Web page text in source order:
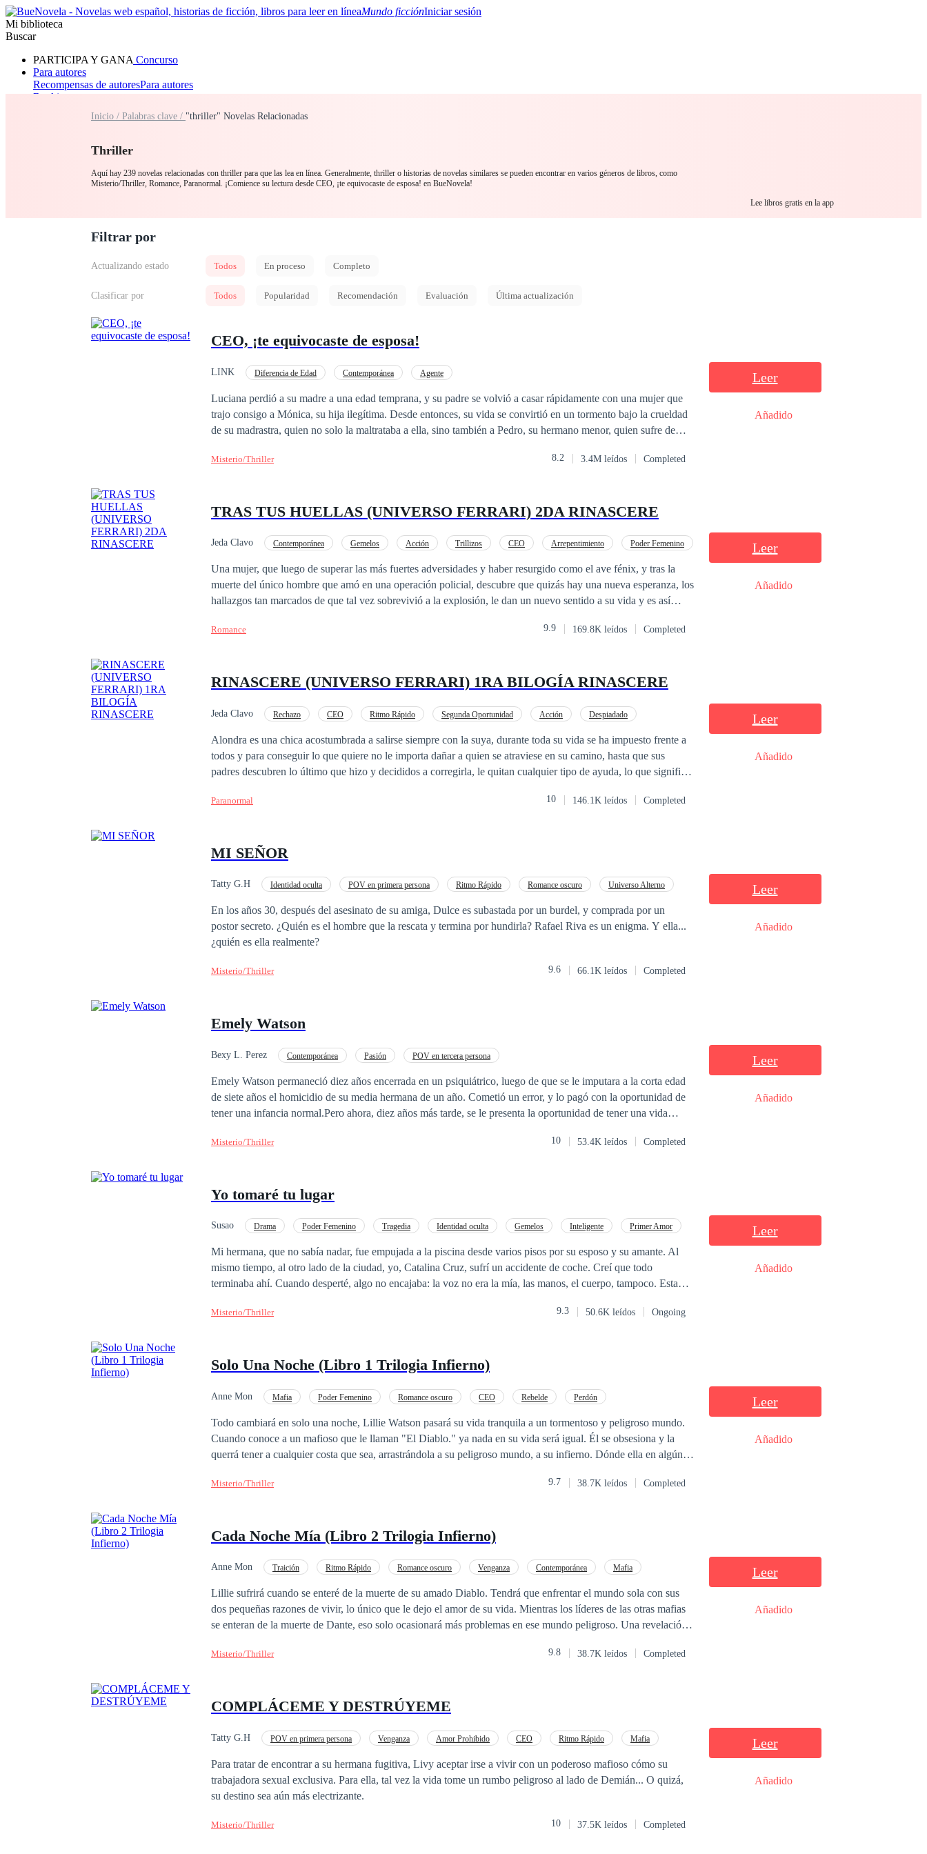
Mundo ficciónIniciar sesión
Mi biblioteca
Buscar
PARTICIPA Y GANA Concurso
Para autores
Recompensas de autoresPara autores
Ranking
RomanceHombre lobo
Inicio / Palabras clave / "thriller" Novelas Relacionadas
Thriller
Aquí hay 239 novelas relacionadas con thriller para que las lea en línea. Generalmente, thriller o historias de novelas similares se pueden encontrar en varios géneros de libros, como
Misterio/Thriller, Romance, Paranormal. ¡Comience su lectura desde CEO, ¡te equivocaste de esposa! en BueNovela!
Lee libros gratis en la app
Filtrar por
Actualizando estado Todos En proceso Completo
Clasificar por Todos Popularidad Recomendación Evaluación Última actualización
CEO, ¡te equivocaste de esposa!
LINK Diferencia de Edad Contemporánea Agente
Luciana perdió a su madre a una edad temprana, y su padre se volvió a casar rápidamente con una mujer que
trajo consigo a Mónica, su hija ilegítima. Desde entonces, su vida se convirtió en un tormento bajo la crueldad
de su madrastra, quien no solo la maltrataba a ella, sino también a Pedro, su hermano menor, quien sufre de
a seguir las órdenes de su madrastra y sustituir a Mónica para vender su cuerpo a un hombre repugnante. Sin
encontrado a su amor destinada. Pero al día siguiente, una serie de malentendidos lo lleva a confundir a
que ha quedado embarazada… ¿Qué destino le espera a Luciana junto a Alejandro, el hombre con quien
pasado y los malentendidos serán demasiado fuertes para superarlos?
Misterio/Thriller 8.2 3.4M leídos Completed
Leer
Añadido
TRAS TUS HUELLAS (UNIVERSO FERRARI) 2DA RINASCERE
Jeda Clavo Contemporánea Gemelos Acción Trillizos CEO Arrepentimiento
Poder Femenino
Una mujer, que luego de superar las más fuertes adversidades y haber resurgido como el ave fénix, y tras la
muerte del único hombre que amó en una operación policial, descubre que quizás hay una nueva esperanza, los
hallazgos tan marcados de que tal vez sobrevivió a la explosión, le dan un nuevo sentido a su vida y es así
sucedido, así inicia su camino tras su huella ¿Estará vivo Felipe? De estar vivo ¿Por qué huyó de su familia?
Romance 9.9 169.8K leídos Completed
Leer
Añadido
RINASCERE (UNIVERSO FERRARI) 1RA BILOGÍA RINASCERE
Jeda Clavo Rechazo CEO Ritmo Rápido Segunda Oportunidad Acción
Despiadado
Alondra es una chica acostumbrada a salirse siempre con la suya, durante toda su vida se ha impuesto frente a
todos y para conseguir lo que quiere no le importa dañar a quien se atraviese en su camino, hasta que sus
padres descubren lo último que hizo y decididos a corregirla, le quitan cualquier tipo de ayuda, lo que significa
que ya no es una chica caprichosa y malcriada y que no necesita de nadie porque ella sola se basta. Hasta que
errores del pasado?
Paranormal 10 146.1K leídos Completed
Leer
Añadido
MI SEÑOR
Tatty G.H Identidad oculta POV en primera persona Ritmo Rápido Romance oscuro
Universo Alterno
En los años 30, después del asesinato de su amiga, Dulce es subastada por un burdel, y comprada por un
postor secreto. ¿Quién es el hombre que la rescata y termina por hundirla? Rafael Riva es un enigma. Y ella...
¿quién es ella realmente?
Misterio/Thriller 9.6 66.1K leídos Completed
Leer
Añadido
Emely Watson
Bexy L. Perez Contemporánea Pasión POV en tercera persona
Emely Watson permaneció diez años encerrada en un psiquiátrico, luego de que se le imputara a la corta edad
de siete años el homicidio de su media hermana de un año. Cometió un error, y lo pagó con la oportunidad de
tener una infancia normal.Pero ahora, diez años más tarde, se le presenta la oportunidad de tener una vida
vez. Tantas emociones, tantas nuevas experiencias, toda una vida por delante. La única pregunta es si ella
de lo que ella creía.
Misterio/Thriller 10 53.4K leídos Completed
Leer
Añadido
Yo tomaré tu lugar
Susao Drama Poder Femenino Tragedia Identidad oculta Gemelos Inteligente
Primer Amor
Mi hermana, que no sabía nadar, fue empujada a la piscina desde varios pisos por su esposo y su amante. Al
mismo tiempo, al otro lado de la ciudad, yo, Catalina Cruz, sufrí un accidente de coche. Creí que todo
terminaba ahí. Cuando desperté, algo no encajaba: la voz no era la mía, las manos, el cuerpo, tampoco. Estaba
convertido en verdugo puertas adentro; la amante entrando y saliendo de la casa como si fuera su territorio; los
Nos estaban borrando uno a uno… y, de paso, robando todo lo que nos pertenecía. La última Cruz con vida
convertirme en la mujer que va a hundir a quienes acabaron con mi familia.
Misterio/Thriller 9.3 50.6K leídos Ongoing
Leer
Añadido
Solo Una Noche (Libro 1 Trilogia Infierno)
Anne Mon Mafia Poder Femenino Romance oscuro CEO Rebelde
Perdón
Todo cambiará en solo una noche, Lillie Watson pasará su vida tranquila a un tormentoso y peligroso mundo.
Cuando conoce a un mafioso que le llaman "El Diablo." ya nada en su vida será igual. Él se obsesiona y la
querrá tener a cualquier costa que sea, arrastrándola a su peligroso mundo, a su infierno. Dónde ella en algún
Misterio/Thriller 9.7 38.7K leídos Completed
Leer
Añadido
Cada Noche Mía (Libro 2 Trilogia Infierno)
Anne Mon Traición Ritmo Rápido Romance oscuro Venganza Contemporánea Mafia
Lillie sufrirá cuando se enteré de la muerte de su amado Diablo. Tendrá que enfrentar el mundo sola con sus
dos pequeñas razones de vivir, lo único que le dejo el amor de su vida. Mientras los líderes de las otras mafias
se enteran de la muerte de Dante, eso solo ocasionará más problemas en ese mundo peligroso. Una revelación,
Misterio/Thriller 9.8 38.7K leídos Completed
Leer
Añadido
COMPLÁCEME Y DESTRÚYEME
Tatty G.H POV en primera persona Venganza Amor Prohibido CEO Ritmo Rápido
Mafia
Para tratar de encontrar a su hermana fugitiva, Livy aceptar irse a vivir con un poderoso mafioso cómo su
trabajadora sexual exclusiva. Para ella, tal vez la vida tome un rumbo peligroso al lado de Demián... O quizá,
su destino sea aún más electrizante.
Misterio/Thriller 10 37.5K leídos Completed
Leer
Añadido